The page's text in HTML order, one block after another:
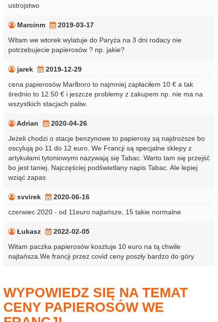
ustrojstwo
Marcinm
2019-03-17
Witam we wtorek wylatuje do Paryża na 3 dni rodacy nie
potrzebujecie papierosów ? np. jakie?
jarek
2019-12-29
cena papierosów Marlboro to najmniej zapłaciłem 10 € a tak
średnio to 12.50 € i jeszcze problemy z zakupem np. nie ma na
wszystkich stacjach paliw.
Adrian
2020-04-26
Jeżeli chodzi o stacje benzynowe to papierosy są najdroższe bo
oscylują po 11 do 12 euro. We Francji są specjalne sklepy z
artykułami tytoniowymi nazywają się Tabac. Warto tam się przejść
bo jest taniej. Najczęściej podświetlany napis Tabac. Ale lepiej
wziąć zapas
svvirek
2020-06-16
czerwiec 2020 - od 11euro najtańsze, 15 takie normalne
Łukasz
2022-02-05
Witam paczka papierosów kosztuje 10 euro na tą chwile
najtańsza.We francji przez covid ceny poszły bardzo do góry
WYPOWIEDZ SIĘ NA TEMAT
CENY PAPIEROSÓW WE